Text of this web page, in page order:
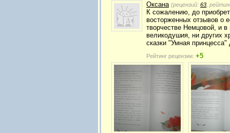
Оксана (рецензий: 63 ,
К сожалению, до
восторженных отзывов о
творчестве Немцовой, и в
великодушия, ни других
сказки "Умная
Рейтинг рецензии: +5